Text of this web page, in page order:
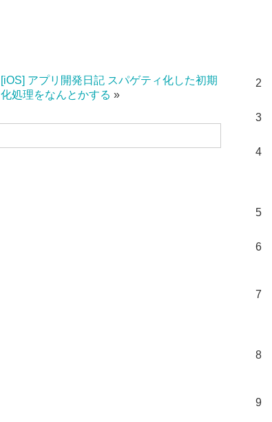
[iOS] アプリ開発日記 スパゲティ化した初期
化処理をなんとかする »
2
3
4
5
6
7
8
9